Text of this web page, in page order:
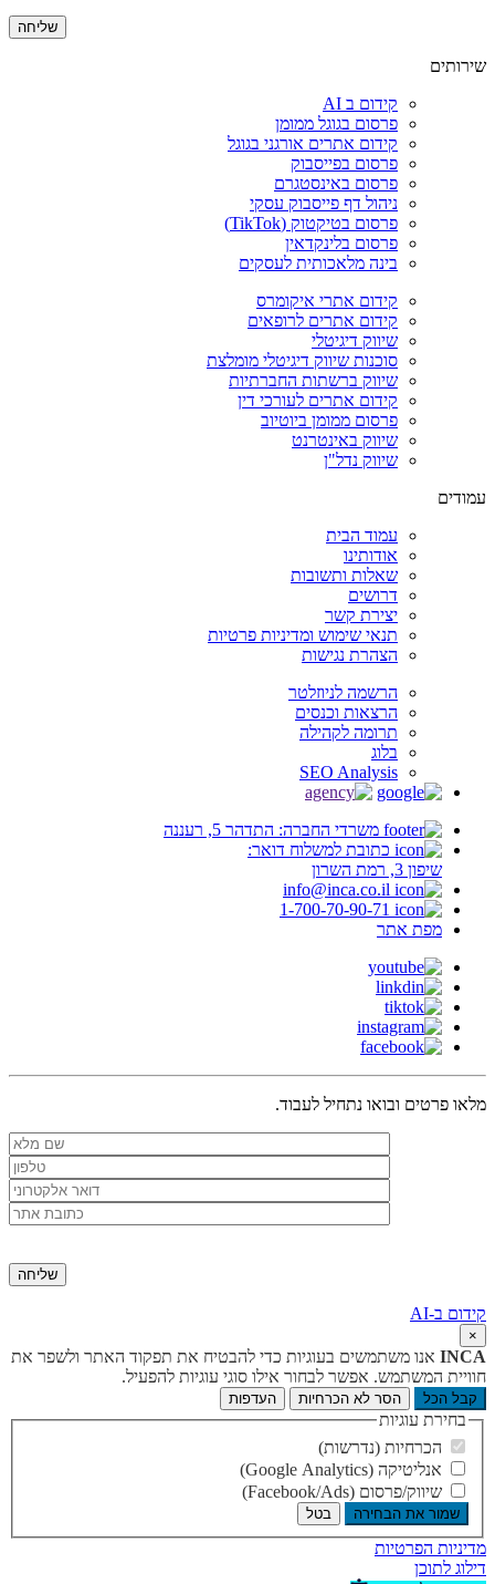
שירותים
קידום ב AI
פרסום בגוגל ממומן
קידום אתרים אורגני בגוגל
פרסום בפייסבוק
פרסום באינסטגרם
ניהול דף פייסבוק עסקי
פרסום בטיקטוק (TikTok)
פרסום בלינקדאין
בינה מלאכותית לעסקים
קידום אתרי איקומרס
קידום אתרים לרופאים
שיווק דיגיטלי
סוכנות שיווק דיגיטלי מומלצת
שיווק ברשתות החברתיות
קידום אתרים לעורכי דין
פרסום ממומן ביוטיוב
שיווק באינטרנט
שיווק נדל"ן
עמודים
עמוד הבית
אודותינו
שאלות ותשובות
דרושים
יצירת קשר
תנאי שימוש ומדיניות פרטיות
הצהרת נגישות
הרשמה לניוזלטר
הרצאות וכנסים
תרומה לקהילה
בלוג
SEO Analysis
משרדי החברה: התדהר 5, רעננה
כתובת למשלוח דואר:
שיפון 3, רמת השרון
info@inca.co.il
1-700-70-90-71
מפת אתר
מלאו פרטים ובואו נתחיל לעבוד.
קידום ב-AI
×
INCA אנו משתמשים בעוגיות כדי להבטיח את תפקוד האתר ולשפר את
חוויית המשתמש. אפשר לבחור אילו סוגי עוגיות להפעיל.
קבל הכל הסר לא הכרחיות העדפות
בחירת עוגיות
הכרחיות (נדרשות)
אנליטיקה (Google Analytics)
שיווק/פרסום (Facebook/Ads)
שמור את הבחירה בטל
מדיניות הפרטיות
דילוג לתוכן